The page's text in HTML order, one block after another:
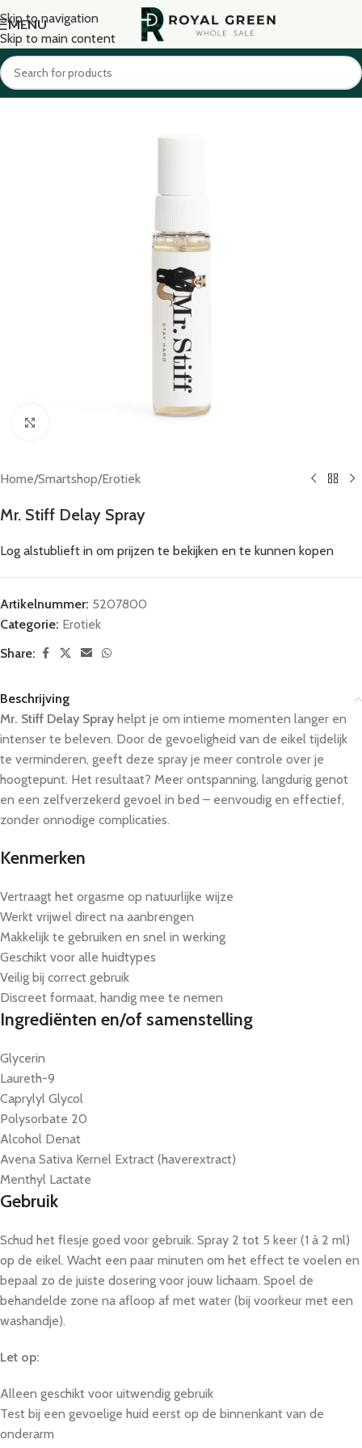
Skip to navigation
Skip to main content
MENU
Home/Smartshop/Erotiek
Mr. Stiff Delay Spray
Log alstublieft in om prijzen te bekijken en te kunnen kopen
Artikelnummer: 5207800
Categorie: Erotiek
Share:
Beschrijving
Mr. Stiff Delay Spray helpt je om intieme momenten langer en
intenser te beleven. Door de gevoeligheid van de eikel tijdelijk
te verminderen, geeft deze spray je meer controle over je
hoogtepunt. Het resultaat? Meer ontspanning, langdurig genot
en een zelfverzekerd gevoel in bed – eenvoudig en effectief,
zonder onnodige complicaties.
Kenmerken
Vertraagt het orgasme op natuurlijke wijze
Werkt vrijwel direct na aanbrengen
Makkelijk te gebruiken en snel in werking
Geschikt voor alle huidtypes
Veilig bij correct gebruik
Discreet formaat, handig mee te nemen
Ingrediënten en/of samenstelling
Glycerin
Laureth-9
Caprylyl Glycol
Polysorbate 20
Alcohol Denat
Avena Sativa Kernel Extract (haverextract)
Menthyl Lactate
Gebruik
Schud het flesje goed voor gebruik. Spray 2 tot 5 keer (1 à 2 ml)
op de eikel. Wacht een paar minuten om het effect te voelen en
bepaal zo de juiste dosering voor jouw lichaam. Spoel de
behandelde zone na afloop af met water (bij voorkeur met een
washandje).
Let op:
Alleen geschikt voor uitwendig gebruik
Test bij een gevoelige huid eerst op de binnenkant van de
onderarm